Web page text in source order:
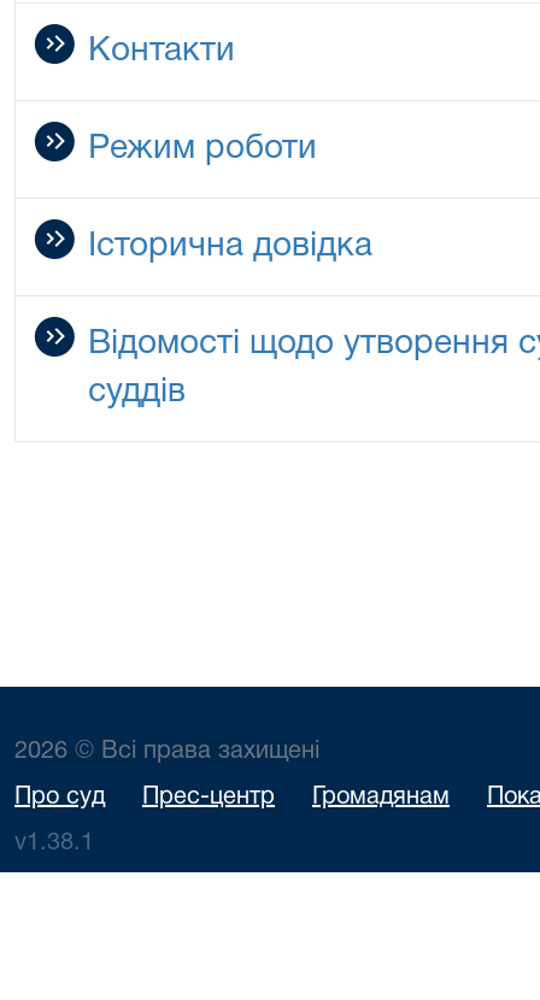
Контакти
Режим роботи
Історична довідка
Відомості щодо утворення
суддів
2026 © Всі права захищені
Про суд Прес-центр Громадянам
v1.38.1